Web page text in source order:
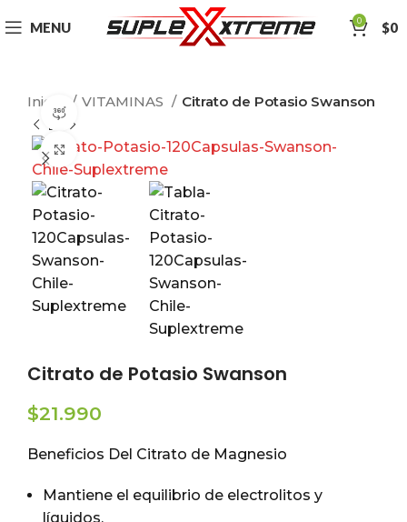
MENU 0 $0
Inicio VITAMINAS Citrato de Potasio Swanson
360 product view
Click to enlarge
Citrato de Potasio Swanson
$21.990
Beneficios Del Citrato de Magnesio
Mantiene el equilibrio de electrolitos y
líquidos.